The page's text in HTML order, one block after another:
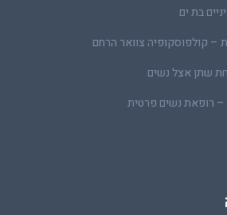
בת ים
– קולפוסקופיה צוואר הרחם
שתן אצל נשים
– רופאת נשים פרטית